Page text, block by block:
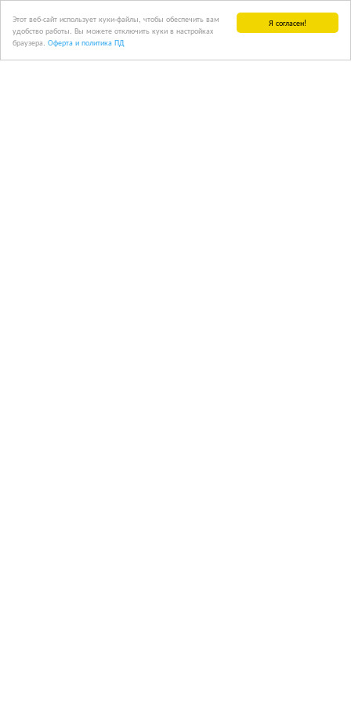
Я согласен!
Этот веб-сайт использует куки-файлы, чтобы обеспечить вам
удобство работы. Вы можете отключить куки в настройках
браузера. Оферта и политика ПД